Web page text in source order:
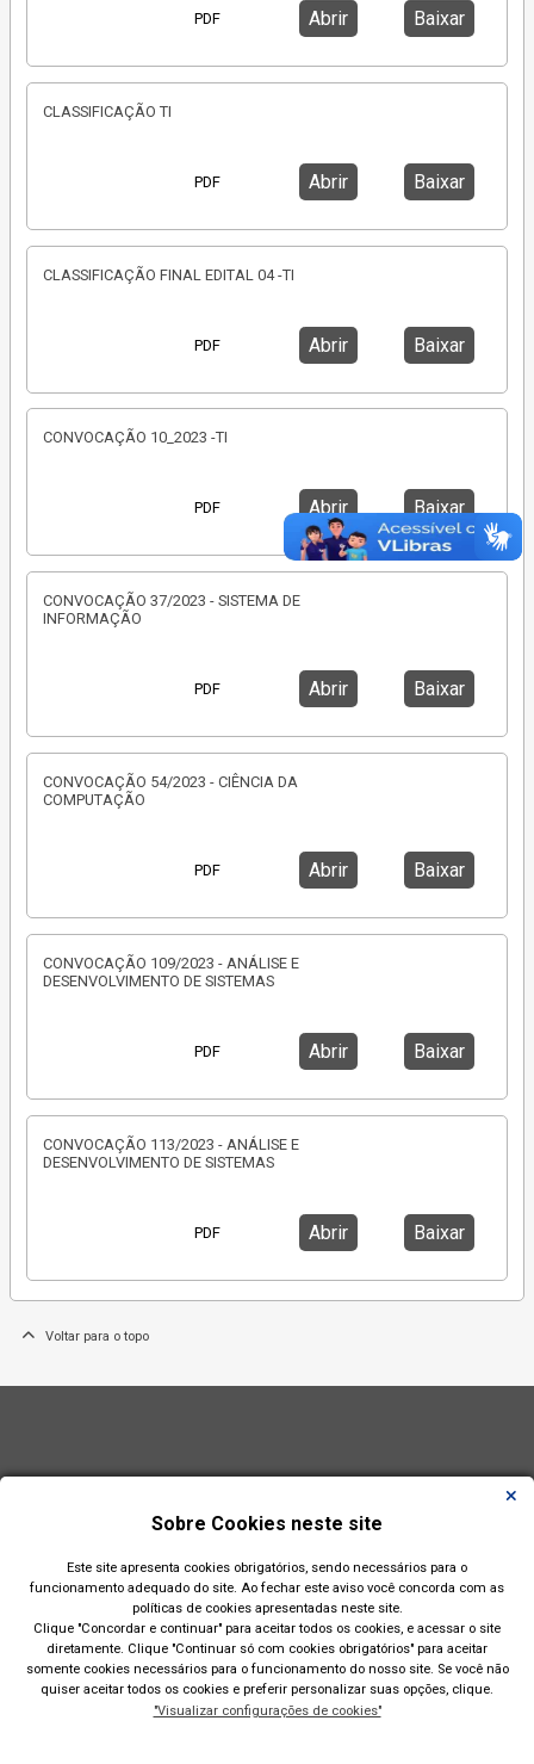
PDF Abrir Baixar
CLASSIFICAÇÃO TI
PDF Abrir Baixar
CLASSIFICAÇÃO FINAL EDITAL 04 -TI
PDF Abrir Baixar
CONVOCAÇÃO 10_2023 -TI
PDF Abrir Baixar
CONVOCAÇÃO 37/2023 - SISTEMA DE
INFORMAÇÃO
PDF Abrir Baixar
CONVOCAÇÃO 54/2023 - CIÊNCIA DA
COMPUTAÇÃO
PDF Abrir Baixar
CONVOCAÇÃO 109/2023 - ANÁLISE E
DESENVOLVIMENTO DE SISTEMAS
PDF Abrir Baixar
CONVOCAÇÃO 113/2023 - ANÁLISE E
DESENVOLVIMENTO DE SISTEMAS
PDF Abrir Baixar
Voltar para o topo
Sobre Cookies neste site
Este site apresenta cookies obrigatórios, sendo necessários para o
funcionamento adequado do site. Ao fechar este aviso você concorda com as
políticas de cookies apresentadas neste site.
Clique "Concordar e continuar" para aceitar todos os cookies, e acessar o site
diretamente. Clique "Continuar só com cookies obrigatórios" para aceitar
somente cookies necessários para o funcionamento do nosso site. Se você não
quiser aceitar todos os cookies e preferir personalizar suas opções, clique.
"Visualizar configurações de cookies"
Prefeitura Municipal de Esteio(RS)